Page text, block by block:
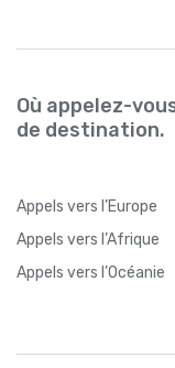
Où appelez-
de destination.
Appels vers l’Europe
Appels vers l’Afrique
Appels vers l’Océanie